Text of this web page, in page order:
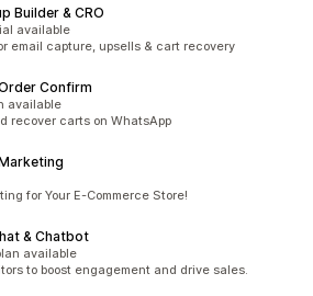
Builder & CRO
63
available
email capture, upsells & cart recovery
Confirm
7
available
recover carts on WhatsApp
75
for Your E-Commerce Store!
& Chatbot
272
available
to boost engagement and drive sales.